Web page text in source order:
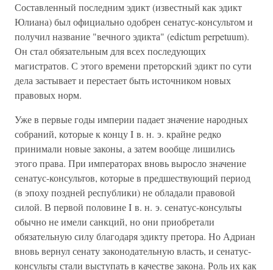
Составленный последним эдикт (известный как эдикт
Юлиана) был официально одобрен сенатус-консультом и
получил название "вечного эдикта" (edictum perpetuum).
Он стал обязательным для всех последующих
магистратов. С этого времени преторский эдикт по сути
дела застывает и перестает быть источником новых
правовых норм.
Уже в первые годы империи падает значение народных
собраний, которые к концу I в. н. э. крайне редко
принимали новые законы, а затем вообще лишились
этого права. При императорах вновь выросло значение
сенатус-консультов, которые в предшествующий период
(в эпоху поздней республики) не обладали правовой
силой. В первой половине I в. н. э. сенатус-консульты
обычно не имели санкций, но они приобретали
обязательную силу благодаря эдикту претора. Но Адриан
вновь вернул сенату законодательную власть, и сенатус-
консульты стали выступать в качестве закона. Роль их как